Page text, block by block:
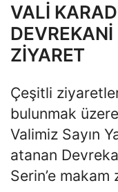
VALİ
ZİYARET
Çeşitli
bulunmak
Valimiz Sayın
atanan
Serin’e